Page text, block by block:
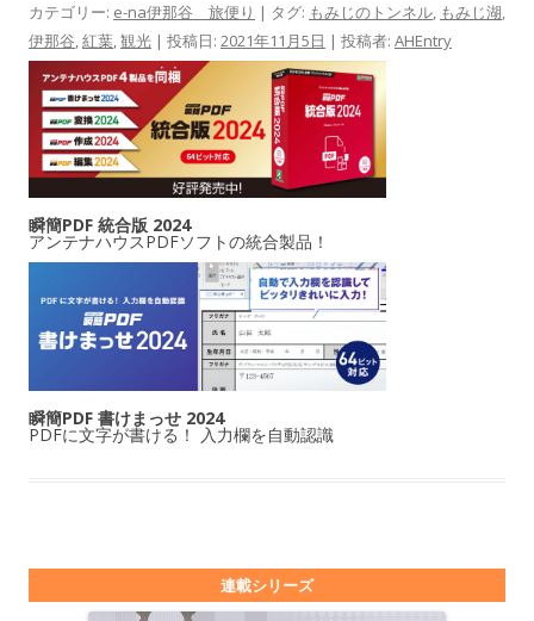
カテゴリー: e-na伊那谷 旅便り | タグ: もみじのトンネル, もみじ湖,
伊那谷,紅葉,観光 | 投稿日: 2021年11月5日 | 投稿者: AHEntry
瞬簡PDF 統合版 2024
アンテナハウスPDFソフトの統合製品！
瞬簡PDF 書けまっせ 2024
PDFに文字が書ける！ 入力欄を自動認識
連載シリーズ